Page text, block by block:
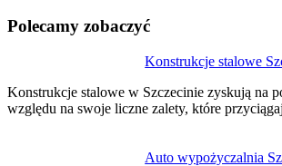
Polecamy zobaczyć
Konstrukcje stalowe
Konstrukcje stalowe w Szczecinie zyskują na
względu na swoje liczne zalety, które
Auto wypożyczalnia
wpisu